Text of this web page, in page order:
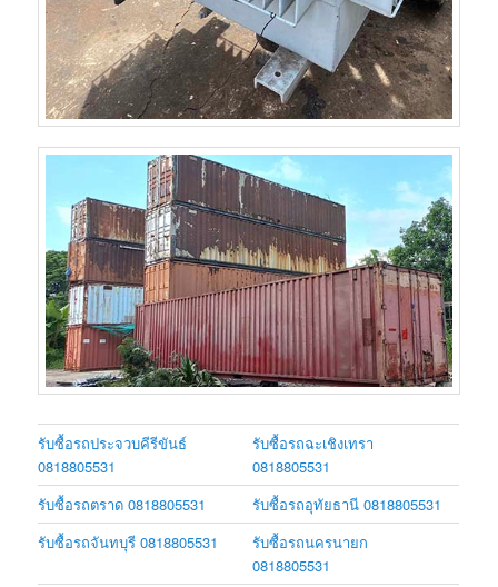
รับซื้อรถประจวบคีรีขันธ์
0818805531
รับซื้อรถฉะเชิงเทรา
0818805531
รับซื้อรถตราด 0818805531
รับซื้อรถอุทัยธานี 0818805531
รับซื้อรถจันทบุรี 0818805531
รับซื้อรถนครนายก
0818805531